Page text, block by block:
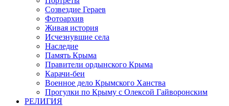
Созвездие Гераев
Фотоархив
Живая история
Исчезнувшие села
Наследие
Память Крыма
Правители ордынского Крыма
Карачи-беи
Военное дело Крымского Ханства
Прогулки по Крыму с Олексой Гайворонским
РЕЛИГИЯ